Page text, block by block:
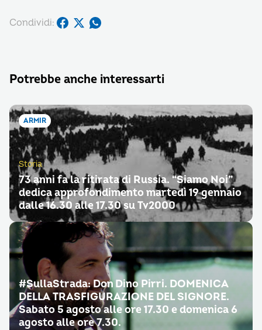
Condividi:
Potrebbe anche interessarti
ARMIR
Storia
73 anni fa la ritirata di Russia. “Siamo Noi”
dedica approfondimento martedì 19 gennaio
dalle 16.30 alle 17.30 su Tv2000
#SullaStrada: Don Dino Pirri. DOMENICA
DELLA TRASFIGURAZIONE DEL SIGNORE.
Sabato 5 agosto alle ore 17.30 e domenica 6
agosto alle ore 7.30.